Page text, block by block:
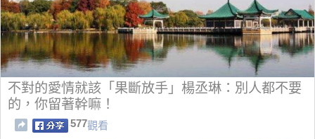
不對的愛情就該「果斷放手」楊丞琳：別人都不要
的，你留著幹嘛！
577觀看